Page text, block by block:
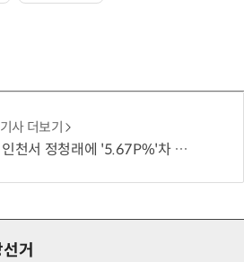
기사 더보기
청래에 '5.67P%'차 승리…누적 득표도 金 1위
거